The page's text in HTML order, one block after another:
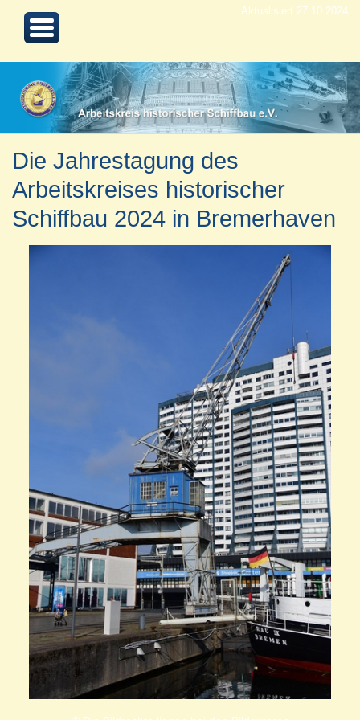
Aktualisiert 27.10.2024
Die Jahrestagung des
Arbeitskreises historischer
Schiffbau 2024 in Bremerhaven